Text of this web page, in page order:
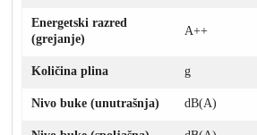
Energetski razred
(grejanje)
A++
Količina plina g
Nivo buke (unutrašnja) dB(A)